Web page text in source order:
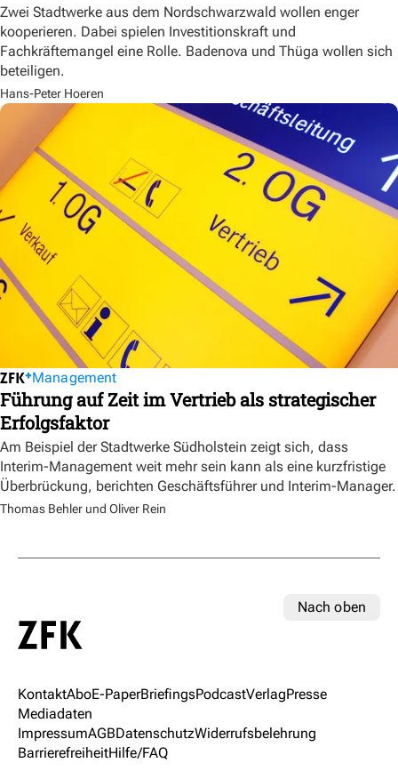
Zwei Stadtwerke aus dem Nordschwarzwald wollen enger
kooperieren. Dabei spielen Investitionskraft und
Fachkräftemangel eine Rolle. Badenova und Thüga wollen sich
beteiligen.
Hans-Peter Hoeren
Management
Führung auf Zeit im Vertrieb als strategischer
Erfolgsfaktor
Am Beispiel der Stadtwerke Südholstein zeigt sich, dass
Interim-Management weit mehr sein kann als eine kurzfristige
Überbrückung, berichten Geschäftsführer und Interim-Manager.
Thomas Behler und Oliver Rein
Nach oben
KontaktAboE-PaperBriefingsPodcastVerlagPresse
Mediadaten
ImpressumAGBDatenschutzWiderrufsbelehrung
BarrierefreiheitHilfe/FAQ